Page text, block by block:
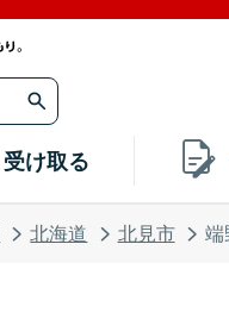
受け取る
北海道 北見市 端